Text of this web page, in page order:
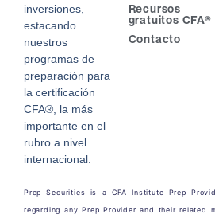
inversiones,
estacando
nuestros
programas de
preparación para
la certificación
CFA®, la más
importante en el
rubro a nivel
internacional.
Recursos
gratuitos CFA®
Contacto
Prep Securities is a CFA Institute Prep
regarding any Prep Provider and their related